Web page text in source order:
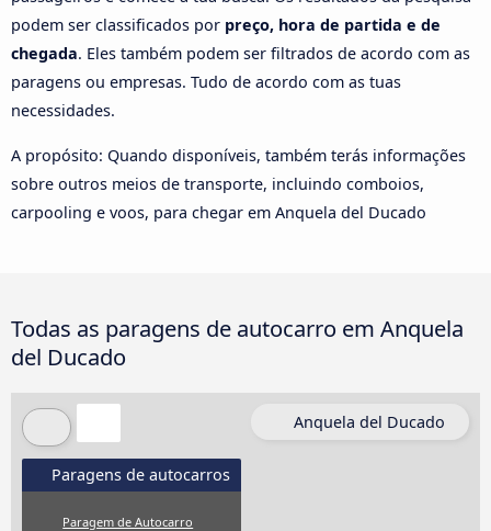
podem ser classificados por preço, hora de partida e de
chegada. Eles também podem ser filtrados de acordo com as
paragens ou empresas. Tudo de acordo com as tuas
necessidades.
A propósito: Quando disponíveis, também terás informações
sobre outros meios de transporte, incluindo comboios,
carpooling e voos, para chegar em Anquela del Ducado
Todas as paragens de autocarro em Anquela
del Ducado
Paragens de autocarros
Paragem de Autocarro
Anquela del Ducado